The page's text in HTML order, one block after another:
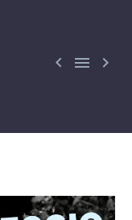
  